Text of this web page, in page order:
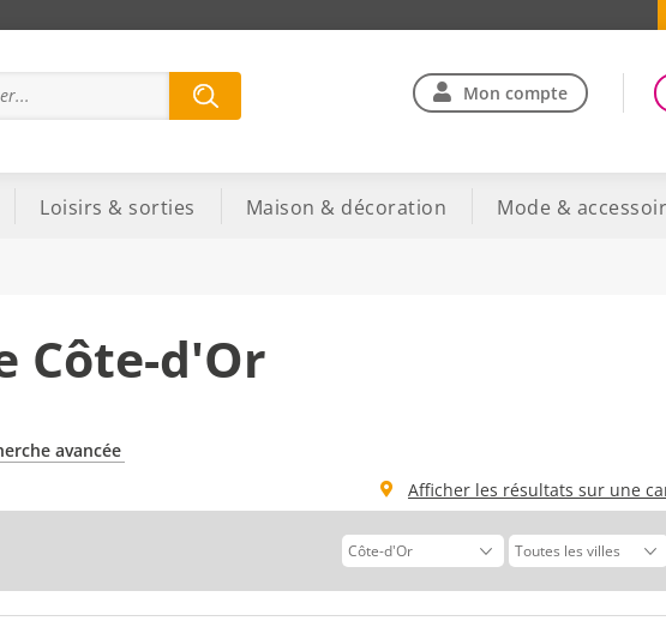
Mon compte
Loisirs & sorties Maison & décoration Mode &
Côte-d'Or
avancée
Afficher les résultats sur une